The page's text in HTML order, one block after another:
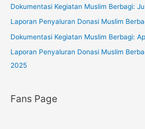
i
e
s
Dokumentasi Kegiatan Muslim Berbagi:
Laporan Penyaluran Donasi Muslim
Dokumentasi Kegiatan Muslim Berbagi:
Laporan Penyaluran Donasi Muslim
2025
Fans Page